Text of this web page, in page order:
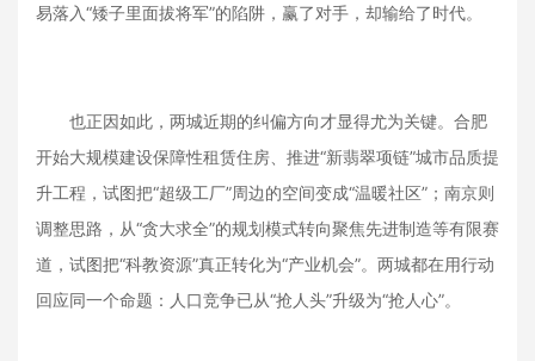
易落入“矮子里面拔将军”的陷阱，赢了对手，却输给了时代。
也正因如此，两城近期的纠偏方向才显得尤为关键。合肥
开始大规模建设保障性租赁住房、推进“新翡翠项链”城市品质提
升工程，试图把“超级工厂”周边的空间变成“温暖社区”；南京则
调整思路，从“贪大求全”的规划模式转向聚焦先进制造等有限赛
道，试图把“科教资源”真正转化为“产业机会”。两城都在用行动
回应同一个命题：人口竞争已从“抢人头”升级为“抢人心”。